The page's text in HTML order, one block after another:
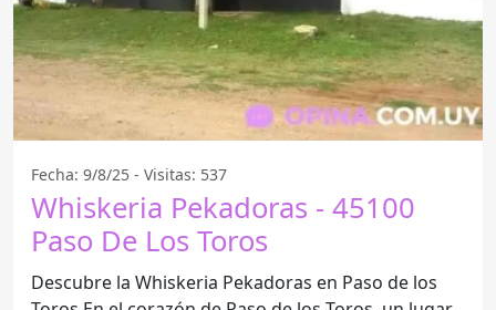
Fecha: 9/8/25 - Visitas: 537
Whiskeria Pekadoras - 45100
Paso De Los Toros
Descubre la Whiskeria Pekadoras en Paso de los